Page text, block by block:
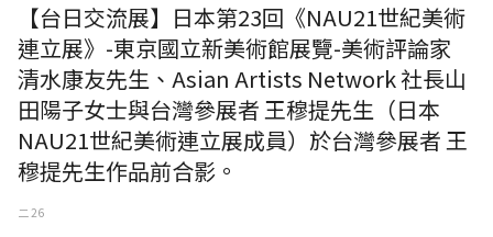
【台日交流展】日本第23回《NAU21世紀美術
連立展》-東京國立新美術館展覽-美術評論家
清水康友先生、Asian Artists Network 社長山
田陽子女士與台灣參展者 王穆提先生（日本
NAU21世紀美術連立展成員）於台灣參展者 王
穆提先生作品前合影。
二 26